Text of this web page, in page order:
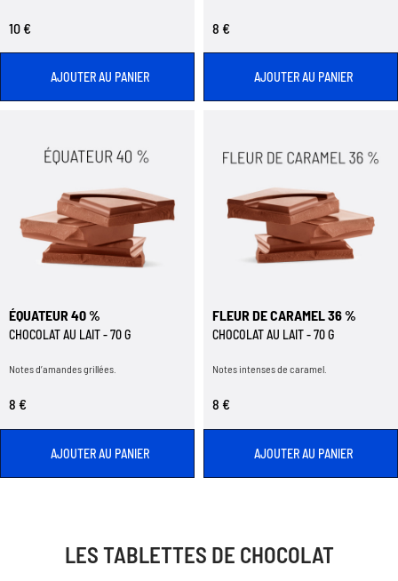
10 €
AJOUTER AU PANIER
8 €
AJOUTER AU PANIER
ÉQUATEUR 40 %
CHOCOLAT AU LAIT - 70 G
Notes d’amandes grillées.
8 €
AJOUTER AU PANIER
FLEUR DE CARAMEL 36 %
CHOCOLAT AU LAIT - 70 G
Notes intenses de caramel.
8 €
AJOUTER AU PANIER
LES TABLETTES DE CHOCOLAT